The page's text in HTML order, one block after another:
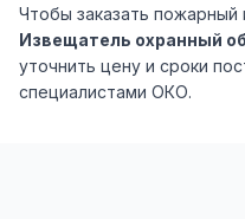
Чтобы заказать пожарный
Извещатель охранный
уточнить цену и сроки
специалистами ОКО.